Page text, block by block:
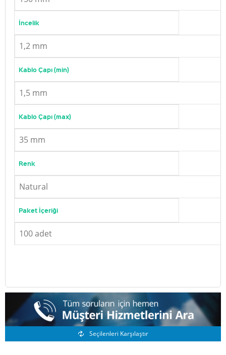
İncelik
1,2 mm
Kablo Çapı (min)
1,5 mm
Kablo Çapı (max)
35 mm
Renk
Natural
Paket İçeriği
100 adet
Benzer Ürünler
Seçilenleri Karşılaştır